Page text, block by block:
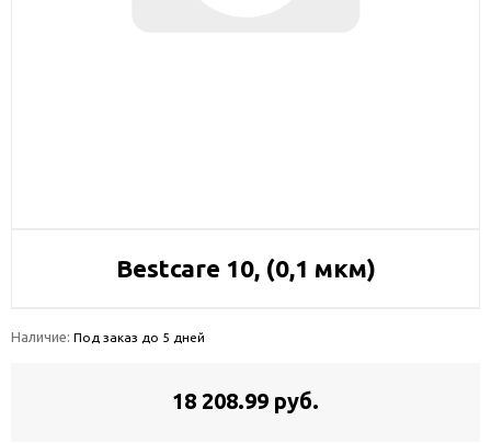
Bestcare 10, (0,1 мкм)
Наличие: Под заказ до 5 дней
18 208.99 руб.